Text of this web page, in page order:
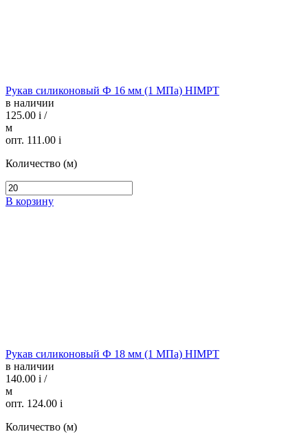
Рукав силиконовый Ф 16 мм (1 МПа) HIMPT
в наличии
125.00 i /
м
опт. 111.00 i
Количество (м)
В корзину
Рукав силиконовый Ф 18 мм (1 МПа) HIMPT
в наличии
140.00 i /
м
опт. 124.00 i
Количество (м)